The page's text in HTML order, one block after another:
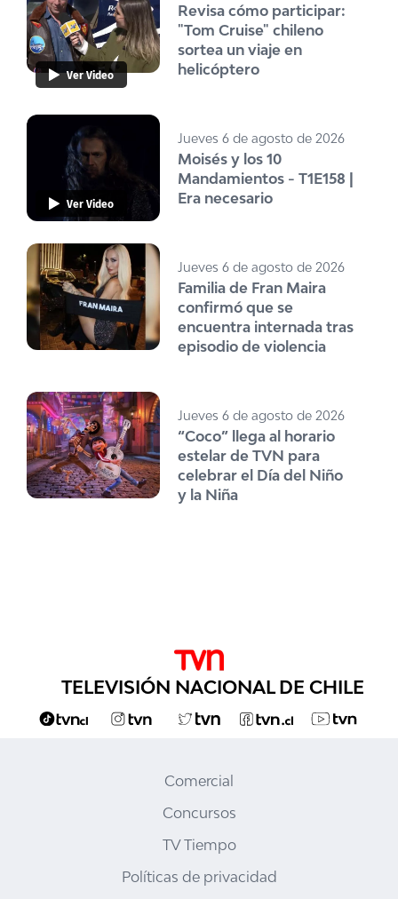
Ver Video
Revisa cómo participar:
"Tom Cruise" chileno
sortea un viaje en
helicóptero
Ver Video
Jueves 6 de agosto de 2026
Moisés y los 10
Mandamientos - T1E158 |
Era necesario
Jueves 6 de agosto de 2026
Familia de Fran Maira
confirmó que se
encuentra internada tras
episodio de violencia
Jueves 6 de agosto de 2026
“Coco” llega al horario
estelar de TVN para
celebrar el Día del Niño
y la Niña
TELEVISIÓN NACIONAL DE CHILE
Comercial
Concursos
TV Tiempo
Políticas de privacidad